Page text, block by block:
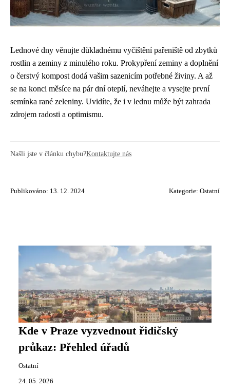
Lednové dny věnujte důkladnému vyčištění pařeniště od zbytků
rostlin a zeminy z minulého roku. Prokypření zeminy a doplnění
o čerstvý kompost dodá vašim sazenicím potřebné živiny. A až
se na konci měsíce na pár dní oteplí, neváhejte a vysejte první
semínka rané zeleniny. Uvidíte, že i v lednu může být zahrada
zdrojem radosti a optimismu.
Našli jste v článku chybu?Kontaktujte nás
Publikováno: 13. 12. 2024 Kategorie: Ostatní
Kde v Praze vyzvednout řidičský
průkaz: Přehled úřadů
Ostatní
24. 05. 2026